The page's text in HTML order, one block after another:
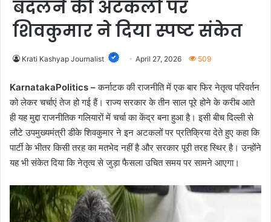
बदलने की अटकलों पर
शिवकुमार ने दिया स्पष्ट संकेत
Krati Kashyap Journalist April 27, 2026 509
KarnatakaPolitics –कर्नाटक की राजनीति में एक बार फिर नेतृत्व परिवर्तन
को लेकर चर्चाएं तेज हो गई हैं। राज्य सरकार के तीन साल पूरे होने के करीब आते
ही यह मुद्दा राजनीतिक गलियारों में चर्चा का केंद्र बना हुआ है। इसी बीच दिल्ली से
लौटे उपमुख्यमंत्री डीके शिवकुमार ने इन अटकलों पर प्रतिक्रिया देते हुए कहा कि
पार्टी के भीतर किसी तरह का मतभेद नहीं है और सरकार पूरी तरह स्थिर है। उन्होंने
यह भी संकेत दिया कि नेतृत्व से जुड़ा फैसला उचित समय पर सामने आएगा।